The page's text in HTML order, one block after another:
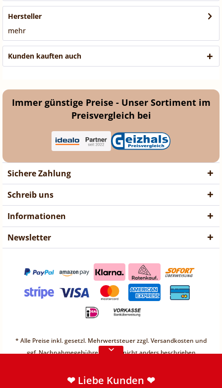
Vorübergehend sind keine
Bestellungen möglich.
❤ Liebe Kunden ❤
Hersteller
mehr
Kunden kauften auch
Immer günstige Preise - Unser Sortiment im
Preisvergleich bei
Sichere Zahlung
Schreib uns
Informationen
Newsletter
* Alle Preise inkl. gesetzl. Mehrwertsteuer zzgl.Versandkosten und
ggf. Nachnahmegebühren, wenn nicht anders beschrieben
Mindermengenzuschlag von 2,49€